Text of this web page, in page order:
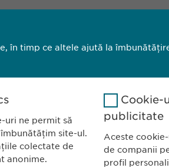
PORTOFOLIUL
în timp ce altele ajută la
uri ne permit să
site-ul.
colectate de
anonime.
Cookie-
publicitate
Aceste
de companii
profil